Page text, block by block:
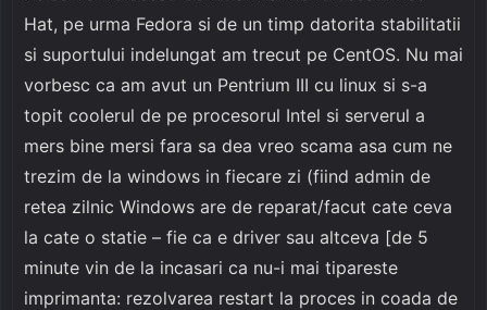
Hat, pe urma Fedora si de un timp datorita stabilitatii
si suportului indelungat am trecut pe CentOS. Nu mai
vorbesc ca am avut un Pentrium III cu linux si s-a
topit coolerul de pe procesorul Intel si serverul a
mers bine mersi fara sa dea vreo scama asa cum ne
trezim de la windows in fiecare zi (fiind admin de
retea zilnic Windows are de reparat/facut cate ceva
la cate o statie – fie ca e driver sau altceva [de 5
minute vin de la incasari ca nu-i mai tipareste
imprimanta: rezolvarea restart la proces in coada de